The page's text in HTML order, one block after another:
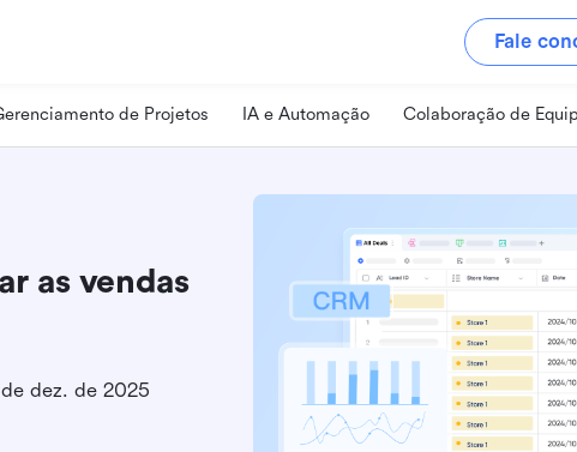
Fale
de Projetos IA e Automação Colaboração de
as vendas
dez. de 2025